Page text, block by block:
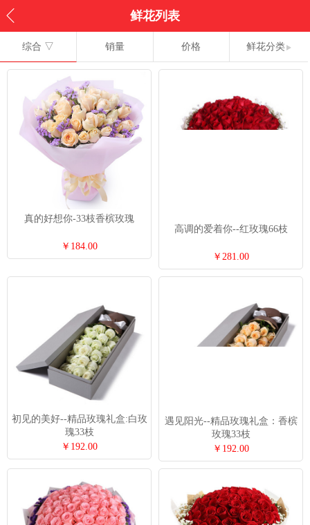
鲜花列表
综合 ▽ 销量 价格 鲜花分类
真的好想你-33枝香槟玫瑰
￥184.00
高调的爱着你--红玫瑰66枝
￥281.00
初见的美好--精品玫瑰礼盒:白玫
瑰33枝
￥192.00
遇见阳光--精品玫瑰礼盒：香槟
玫瑰33枝
￥192.00